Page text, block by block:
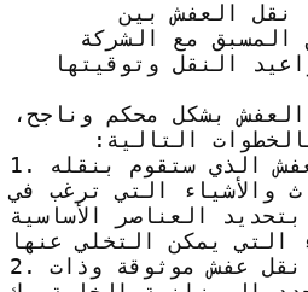
نقل العفش بين
المسبق مع الشركة
النقل وتوقيتها
بشكل محكم وناجح،
التالية:
1. قم بتقدير حجم العفش الذي ستقوم بنقله
والأشياء التي ترغب في
العناصر الأساسية
2. ابحث عن شركة نقل عفش موثوقة وذات